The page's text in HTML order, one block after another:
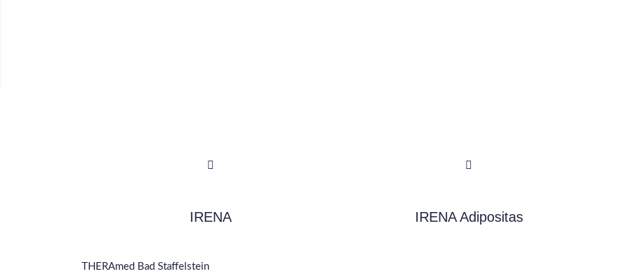
IRENA IRENA Adipositas
THERAmed Bad Staffelstein